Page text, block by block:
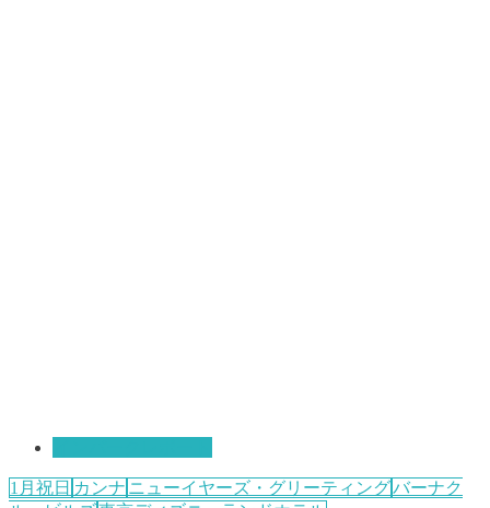
1月祝日 カンナ ニューイヤーズ・グリーティングバーナク